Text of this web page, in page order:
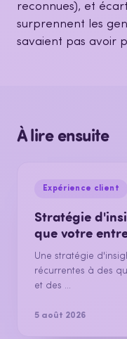
reconnues), et
surprennent les
savaient pas avoir
À lire ensuite
Expérience client
Stratégie
que votre
Une stratégie
récurrentes à des
et des ...
5 août 2026